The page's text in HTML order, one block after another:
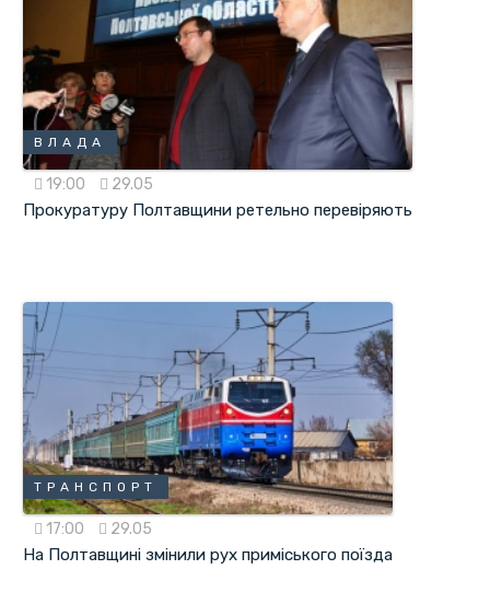
ВЛАДА
19:00 29.05
Прокуратуру Полтавщини ретельно перевіряють
ТРАНСПОРТ
17:00 29.05
На Полтавщині змінили рух приміського поїзда